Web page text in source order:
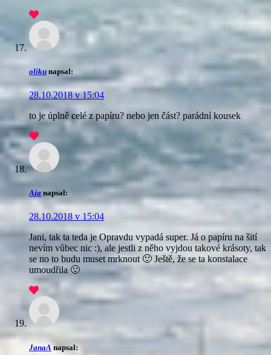
oliku napsal:
28.10.2018 v 15:04
to je úplně celé z papíru? nebo jen část? parádní kousek
Aja napsal:
28.10.2018 v 15:04
Jani, tak ta teda jeOpravdu vypadá super. Já o papíru na šití
nevím vůbec nic :), ale jestli z něho vyjdou takové krásoty, tak
se no to budu muset mrknout 🙂 Ještě, že se ta konstalace
umoudřila 🙂
JanaA napsal: